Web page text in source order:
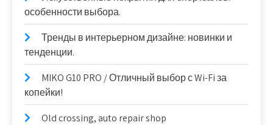
особенности выбора.
Тренды в интерьерном дизайне: новинки и
тенденции.
MIKO G10 PRO / Отличный выбор с Wi-Fi за
копейки!
Old crossing, auto repair shop